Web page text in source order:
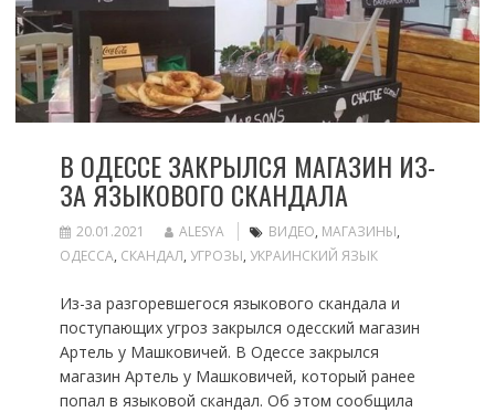
В ОДЕССЕ ЗАКРЫЛСЯ МАГАЗИН ИЗ-
ЗА ЯЗЫКОВОГО СКАНДАЛА
20.01.2021 ALESYA ВИДЕО, МАГАЗИНЫ,
ОДЕССА, СКАНДАЛ, УГРОЗЫ, УКРАИНСКИЙ ЯЗЫК
Из-за разгоревшегося языкового скандала и
поступающих угроз закрылся одесский магазин
Артель у Машковичей. В Одессе закрылся
магазин Артель у Машковичей, который ранее
попал в языковой скандал. Об этом сообщила